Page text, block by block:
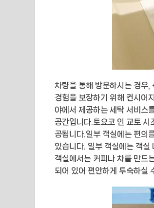
차량을 통해 방문하시는 경우,
경험을 보장하기 위해 컨시어
야에서 제공하는 세탁 서비스
공간입니다.토요코 인 교토 시
공됩니다.일부 객실에는 편의
있습니다. 일부 객실에는 객
객실에서는 커피나 차를 만드
되어 있어 편안하게 투숙하실